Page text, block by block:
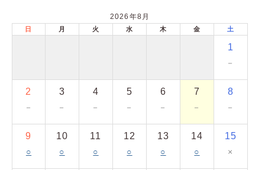
2026年8月
日 月 火 水 木 金 土
1
－
2
－
3
－
4
－
5
－
6
－
7
－
8
－
9
○
10
○
11
○
12
○
13
○
14
○
15
×